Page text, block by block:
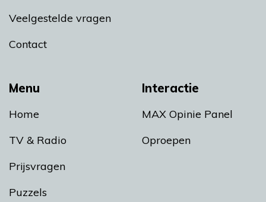
Menu
Home
TV & Radio
Prijsvragen
Puzzels
Interactie
MAX Opinie Panel
Oproepen
Veelgestelde vragen
Contact